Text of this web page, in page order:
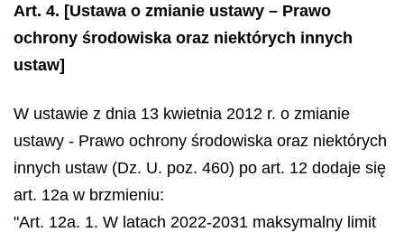
Art. 4. [Ustawa o zmianie ustawy – Prawo
ochrony środowiska oraz niektórych innych
ustaw]
W ustawie z dnia 13 kwietnia 2012 r. o zmianie
ustawy - Prawo ochrony środowiska oraz niektórych
innych ustaw (Dz. U. poz. 460) po art. 12 dodaje się
art. 12a w brzmieniu:
"Art. 12a. 1. W latach 2022-2031 maksymalny limit